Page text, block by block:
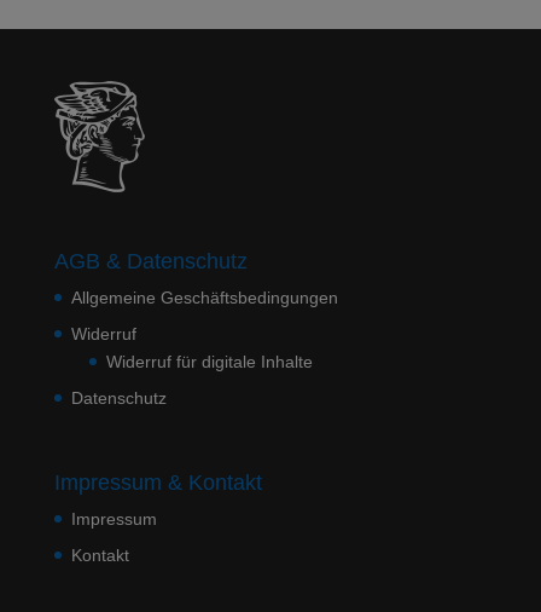
AGB & Datenschutz
Allgemeine Geschäftsbedingungen
Widerruf
Widerruf für digitale Inhalte
Datenschutz
Impressum & Kontakt
Impressum
Kontakt